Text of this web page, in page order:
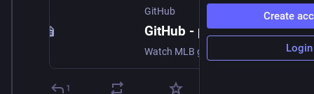
GitHub
GitHub - paaatrick/playball: Watch MLB games from the comfort of your own terminal
Watch MLB games from the comfort of your own terminal - paaatrick/playball
1
Create
Login